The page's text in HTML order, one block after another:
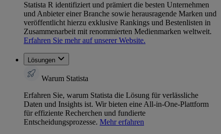
Statista R identifiziert und prämiert die besten Unternehmen
und Anbieter einer Branche sowie herausragende Marken und
veröffentlicht hierzu exklusive Rankings und Bestenlisten in
Zusammenarbeit mit renommierten Medienmarken weltweit.
Erfahren Sie mehr auf unserer Website.
Lösungen
Warum Statista
Erfahren Sie, warum Statista die Lösung für verlässliche
Daten und Insights ist. Wir bieten eine All-in-One-Plattform
für effiziente Recherchen und fundierte
Entscheidungsprozesse. Mehr erfahren